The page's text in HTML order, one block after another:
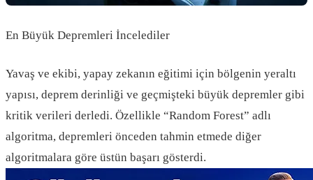
En Büyük Depremleri İncelediler
Yavaş ve ekibi, yapay zekanın eğitimi için bölgenin yeraltı
yapısı, deprem derinliği ve geçmişteki büyük depremler gibi
kritik verileri derledi. Özellikle “Random Forest” adlı
algoritma, depremleri önceden tahmin etmede diğer
algoritmalara göre üstün başarı gösterdi.